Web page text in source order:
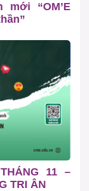
“OM’E
11 –
TRI ÂN